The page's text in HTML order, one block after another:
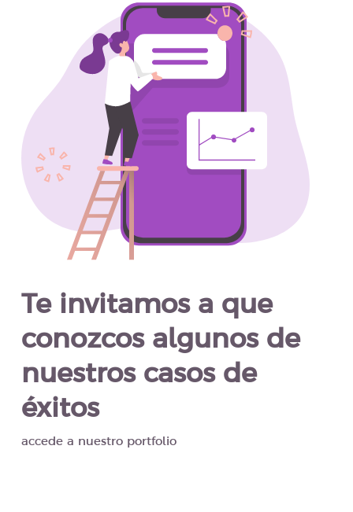
Te invitamos a que
conozcos algunos de
nuestros casos de
éxitos
accede a nuestro portfolio